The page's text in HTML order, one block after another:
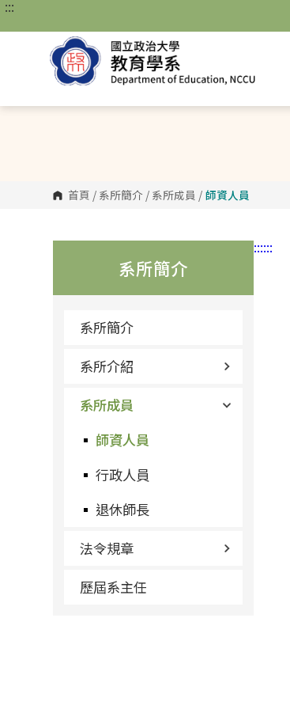
跳
主
:::
首頁 / 系所簡介 / 系所成員 / 師資人員
:::
系所簡介
系所簡介
系所介紹
系所成員
師資人員
行政人員
退休師長
法令規章
歷屆系主任
:::